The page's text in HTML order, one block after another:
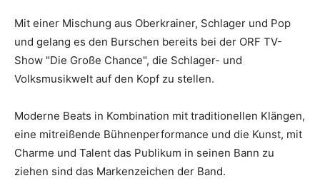
Mit einer Mischung aus Oberkrainer, Schlager und Pop
und gelang es den Burschen bereits bei der ORF TV-
Show "Die Große Chance", die Schlager- und
Volksmusikwelt auf den Kopf zu stellen.
Moderne Beats in Kombination mit traditionellen Klängen,
eine mitreißende Bühnenperformance und die Kunst, mit
Charme und Talent das Publikum in seinen Bann zu
ziehen sind das Markenzeichen der Band.